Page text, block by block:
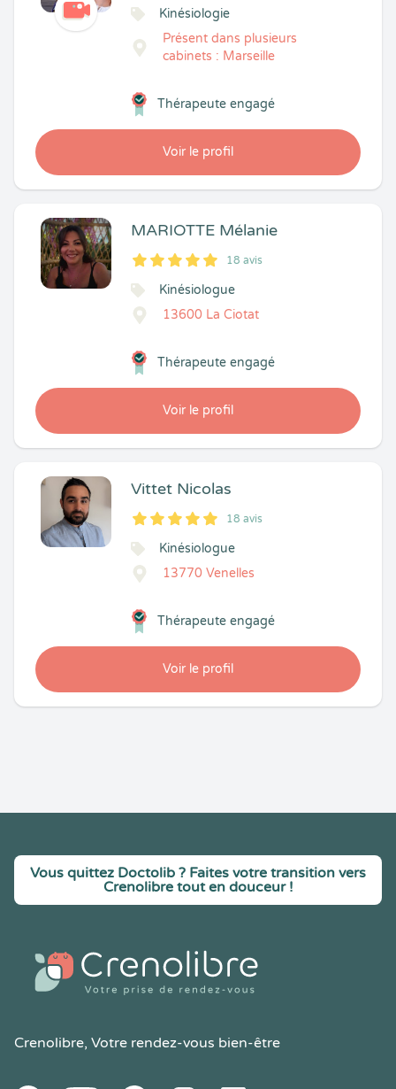
Kinésiologie
Présent dans plusieurs
cabinets : Marseille
Voir le profil
Thérapeute engagé
MARIOTTE Mélanie
5
1
5
18 18 avis
Kinésiologue
13600 La Ciotat
Voir le profil
Thérapeute engagé
Vittet Nicolas
5
1
5
18 18 avis
Kinésiologue
13770 Venelles
Voir le profil
Thérapeute engagé
Vous quittez Doctolib ? Faites votre transition vers
Crenolibre tout en douceur !
Crenolibre, Votre rendez-vous bien-être